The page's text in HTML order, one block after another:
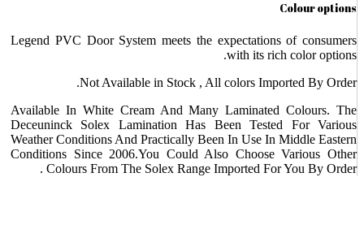
Colour options
Legend PVC Door System meets the expectations of consumers
with its rich color options.
Not Available in Stock , All colors Imported By Order.
Available In White Cream And Many Laminated Colours. The
Deceuninck Solex Lamination Has Been Tested For Various
Weather Conditions And Practically Been In Use In Middle Eastern
Conditions Since 2006.You Could Also Choose Various Other
Colours From The Solex Range Imported For You By Order .